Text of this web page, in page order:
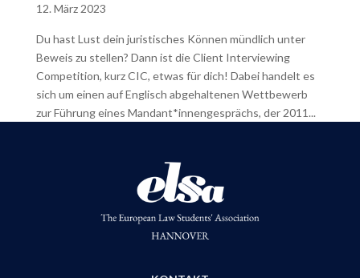
12. März 2023
Du hast Lust dein juristisches Können mündlich unter
Beweis zu stellen? Dann ist die Client Interviewing
Competition, kurz CIC, etwas für dich! Dabei handelt es
sich um einen auf Englisch abgehaltenen Wettbewerb
zur Führung eines Mandant*innengesprächs, der 2011...